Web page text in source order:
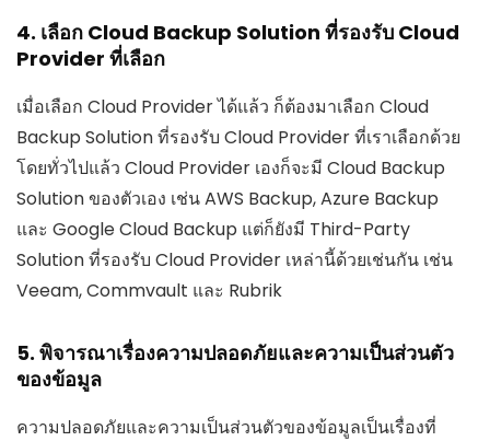
4. เลือก Cloud Backup Solution ที่รองรับ Cloud
Provider ที่เลือก
เมื่อเลือก Cloud Provider ได้แล้ว ก็ต้องมาเลือก Cloud
Backup Solution ที่รองรับ Cloud Provider ที่เราเลือกด้วย
โดยทั่วไปแล้ว Cloud Provider เองก็จะมี Cloud Backup
Solution ของตัวเอง เช่น AWS Backup, Azure Backup
และ Google Cloud Backup แต่ก็ยังมี Third-Party
Solution ที่รองรับ Cloud Provider เหล่านี้ด้วยเช่นกัน เช่น
Veeam, Commvault และ Rubrik
5. พิจารณาเรื่องความปลอดภัยและความเป็นส่วนตัว
ของข้อมูล
ความปลอดภัยและความเป็นส่วนตัวของข้อมูลเป็นเรื่องที่